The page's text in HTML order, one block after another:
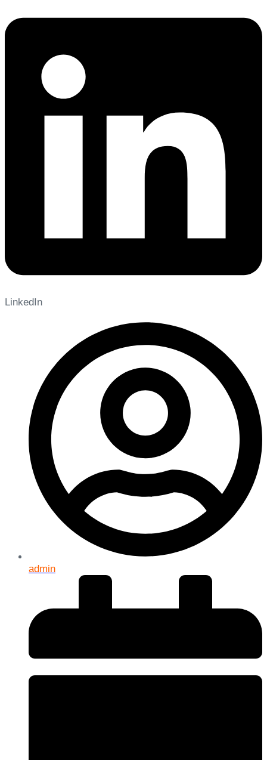
LinkedIn
admin